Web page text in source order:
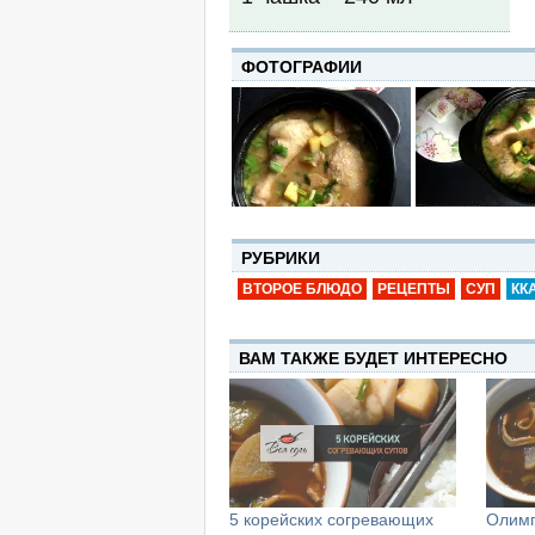
ФОТОГРАФИИ
РУБРИКИ
ВТОРОЕ БЛЮДО РЕЦЕПТЫ СУП
ВАМ ТАКЖЕ БУДЕТ ИНТЕРЕСНО
5 корейских согревающих